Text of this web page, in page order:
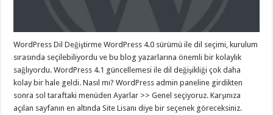
WordPress Dil Değiştirme WordPress 4.0 sürümü ile dil seçimi, kurulum
sırasında seçilebiliyordu ve bu blog yazarlarına önemli bir kolaylık
sağlıyordu. WordPress 4.1 güncellemesi ile dil değişikliği çok daha
kolay bir hale geldi. Nasıl mı? WordPress admin paneline girdikten
sonra sol taraftaki menüden Ayarlar >> Genel seçiyoruz. Karşınıza
açılan sayfanın en altında Site Lisanı diye bir seçenek göreceksiniz.